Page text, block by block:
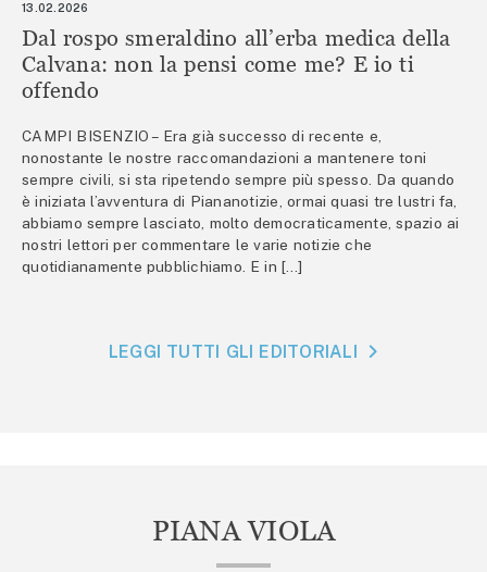
13.02.2026
Dal rospo smeraldino all’erba medica della
Calvana: non la pensi come me? E io ti
offendo
CAMPI BISENZIO – Era già successo di recente e,
nonostante le nostre raccomandazioni a mantenere toni
sempre civili, si sta ripetendo sempre più spesso. Da quando
è iniziata l’avventura di Piananotizie, ormai quasi tre lustri fa,
abbiamo sempre lasciato, molto democraticamente, spazio ai
nostri lettori per commentare le varie notizie che
quotidianamente pubblichiamo. E in […]
LEGGI TUTTI GLI EDITORIALI
PIANA VIOLA